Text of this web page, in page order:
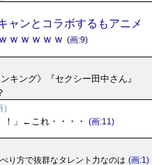
ャンとコラボするもアニメ
ｗｗｗｗｗ (画:9)
キング》『セクシー田中さん』
！」←これ・・・・ (画:11)
り方で抜群なタレント力なのは (画:1)